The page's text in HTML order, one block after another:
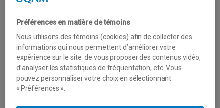
Se familiariser avec les différentes approches de
planification et d’intervention en matière d’acquisition et
de gestion des talents;
Comprendre l’étendue des pratiques et méthodes de
recrutement, incluant les enjeux juridiques et éthiques
Préférences en matière de témoins
Nous utilisons des témoins (cookies) afin de collecter des
informations qui nous permettent d’améliorer votre
expérience sur le site, de vous proposer des contenus vidéo,
d’analyser les statistiques de fréquentation, etc. Vous
pouvez personnaliser votre choix en sélectionnant
« Préférences ».